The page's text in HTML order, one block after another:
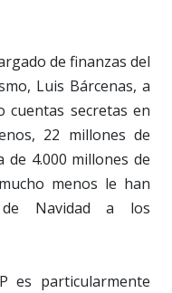
de finanzas del
Luis Bárcenas, a
cuentas secretas en
22 millones de
de 4.000 millones de
menos le han
Navidad a los
es particularmente